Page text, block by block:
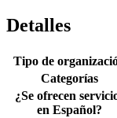
Detalles
Tipo de
Categorías
¿Se ofrecen
en Español?